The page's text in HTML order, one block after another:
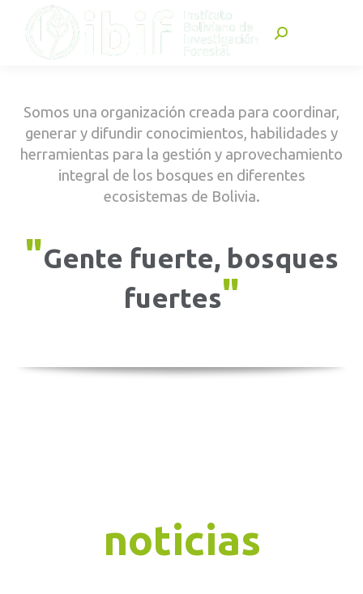
Buscar:
Somos una organización creada para coordinar,
generar y difundir conocimientos, habilidades y
herramientas para la gestión y aprovechamiento
integral de los bosques en diferentes
ecosistemas de Bolivia.
"Gente fuerte, bosques
fuertes"
noticias